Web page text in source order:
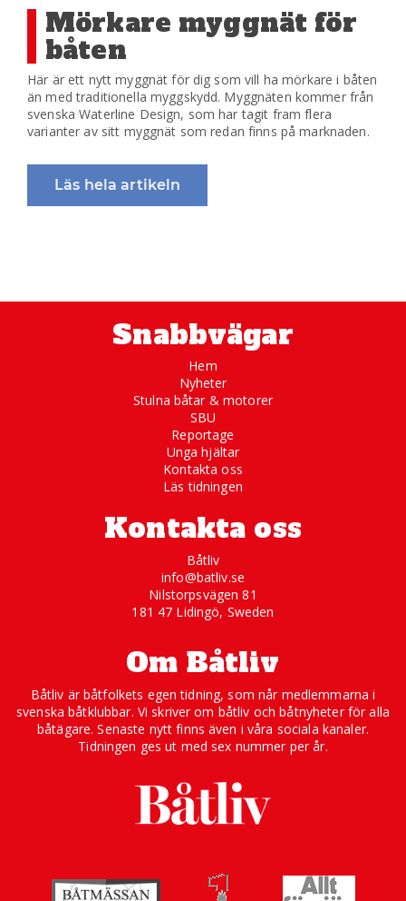
Mörkare myggnät för
båten
Här är ett nytt myggnät för dig som vill ha mörkare i båten
än med traditionella myggskydd. Myggnäten kommer från
svenska Waterline Design, som har tagit fram flera
varianter av sitt myggnät som redan finns på marknaden.
Läs hela artikeln
Snabbvägar
Hem
Nyheter
Stulna båtar & motorer
SBU
Reportage
Unga hjältar
Kontakta oss
Läs tidningen
Kontakta oss
Båtliv
info@batliv.se
Nilstorpsvägen 81
181 47 Lidingö, Sweden
Om Båtliv
Båtliv är båtfolkets egen tidning, som når medlemmarna i
svenska båtklubbar. Vi skriver om båtliv och båtnyheter för alla
båtägare. Senaste nytt finns även i våra sociala kanaler.
Tidningen ges ut med sex nummer per år.